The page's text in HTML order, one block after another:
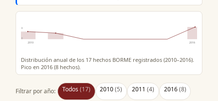
8
0
2010
2016
Distribución anual de los 17 hechos BORME registrados (2010–2016).
Pico en 2016 (8 hechos).
Filtrar por año: Todos (17) 2010(5) 2011 (4) 2016(8)